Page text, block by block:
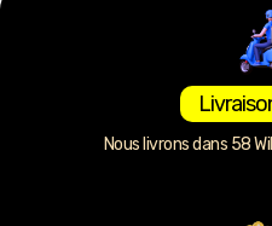
Nous livrons dans 58